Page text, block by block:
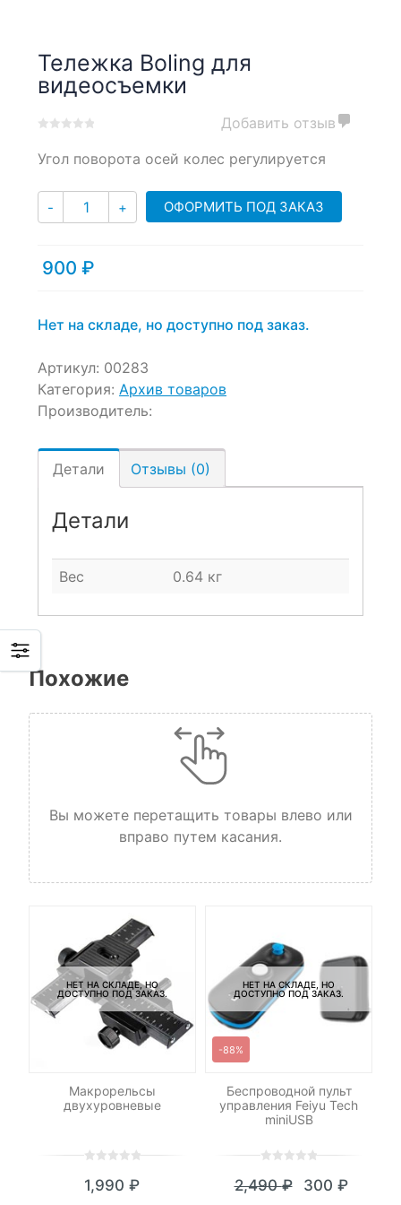
Тележка Boling для
видеосъемки
out
based
customer
Добавить отзыв
Угол поворота осей колес регулируется
- Количество
+ ОФОРМИТЬ ПОД ЗАКАЗ
900 ₽
Нет на складе, но доступно под заказ.
Артикул: 00283
Категория: Архив товаров
Производитель:
Детали Отзывы (0)
Детали
Вес 0.64 кг
Похожие
Вы можете перетащить товары влево или
вправо путем касания.
НЕТ НА СКЛАДЕ, НО
ДОСТУПНО ПОД ЗАКАЗ.
Макрорельсы
двухуровневые
out
1,990 ₽
НЕТ НА СКЛАДЕ, НО
ДОСТУПНО ПОД ЗАКАЗ.
-88%
Беспроводной пульт
управления Feiyu Tech
miniUSB
out
2,490₽ 300 ₽
Текущая